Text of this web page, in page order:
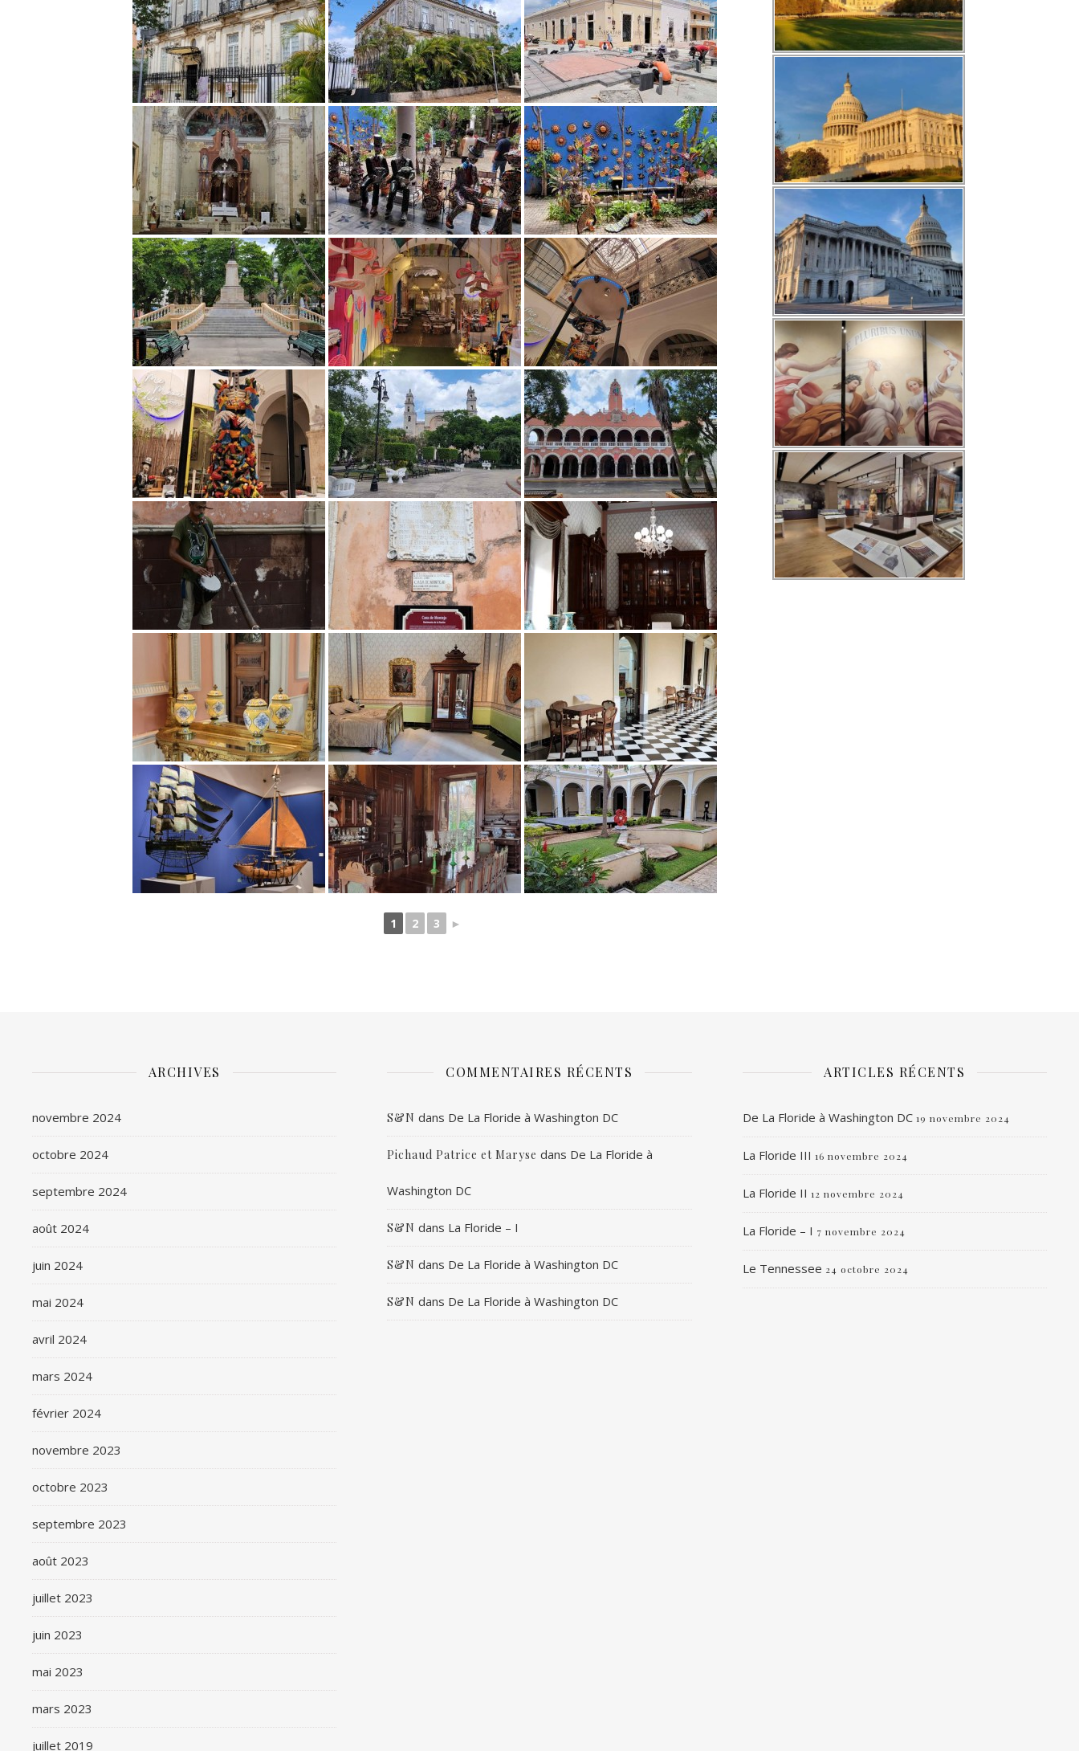
1 2 3 ►
ARCHIVES
novembre 2024
octobre 2024
septembre 2024
août 2024
juin 2024
mai 2024
avril 2024
mars 2024
février 2024
novembre 2023
octobre 2023
septembre 2023
août 2023
juillet 2023
juin 2023
mai 2023
mars 2023
juillet 2019
COMMENTAIRES RÉCENTS
S&N dans De La Floride à Washington DC
Pichaud Patrice et Maryse dans De La Floride à
Washington DC
S&N dans La Floride – I
S&N dans De La Floride à Washington DC
S&N dans De La Floride à Washington DC
ARTICLES RÉCENTS
De La Floride à Washington DC 19 novembre 2024
La Floride III 16 novembre 2024
La Floride II 12 novembre 2024
La Floride – I 7 novembre 2024
Le Tennessee 24 octobre 2024